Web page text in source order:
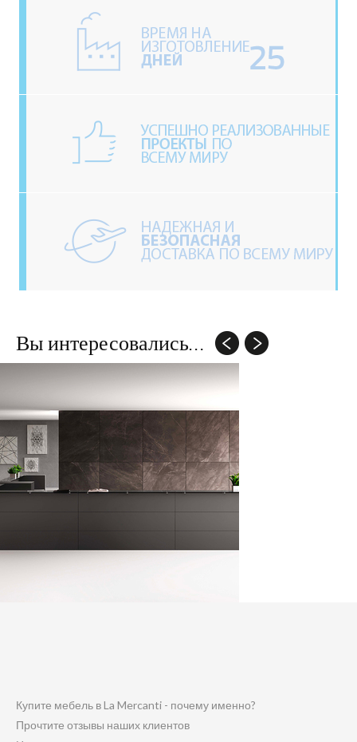
Вы интересовались...
Купите мебель в La Mercanti - почему именно?
Прочтите отзывы наших клиентов